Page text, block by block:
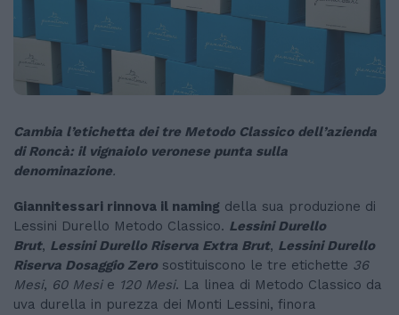
Cambia l’etichetta dei tre Metodo Classico dell’azienda
di Roncà: il vignaiolo veronese punta sulla
denominazione.
Giannitessari rinnova il naming della sua produzione di
Lessini Durello Metodo Classico. Lessini Durello
Brut, Lessini Durello Riserva Extra Brut, Lessini Durello
Riserva Dosaggio Zerosostituiscono le tre etichette 36
Mesi, 60 Mesie 120 Mesi. La linea di Metodo Classico da
uva durella in purezza dei Monti Lessini, finora